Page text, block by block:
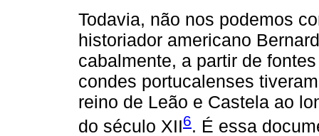
Todavia, não nos podemos
historiador americano
cabalmente, a partir de
condes portucalenses
reino de Leão e Castela ao
do século XII6. É essa